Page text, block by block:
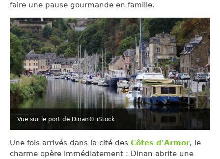
faire une pause gourmande en famille.
Vue sur le port de Dinan© iStock
Une fois arrivés dans la cité des Côtes d'Armor, le
charme opère immédiatement : Dinan abrite une